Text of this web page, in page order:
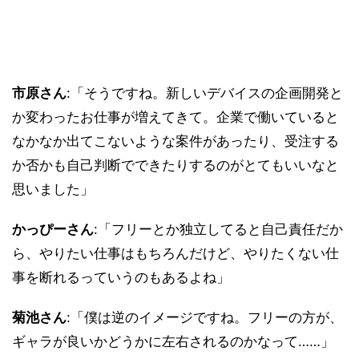
市原さん:「そうですね。新しいデバイスの企画開発と
か変わったお仕事が増えてきて。企業で働いていると
なかなか出てこないような案件があったり、受注する
か否かも自己判断でできたりするのがとてもいいなと
思いました」
かっぴーさん:「フリーとか独立してると自己責任だか
ら、やりたい仕事はもちろんだけど、やりたくない仕
事を断れるっていうのもあるよね」
菊池さん:「僕は逆のイメージですね。フリーの方が、
ギャラが良いかどうかに左右されるのかなって……」